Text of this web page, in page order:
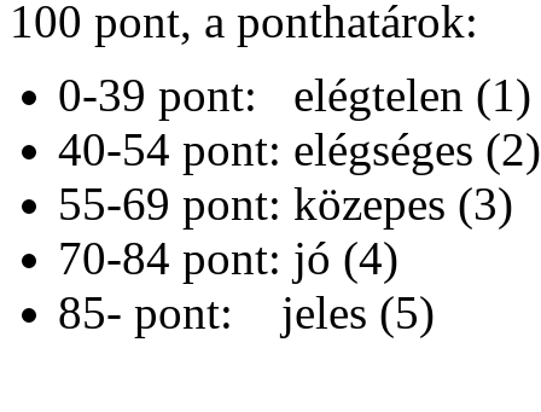
100 pont, a ponthatárok:
0-39 pont: elégtelen (1)
40-54 pont: elégséges (2)
55-69 pont: közepes (3)
70-84 pont: jó (4)
85- pont: jeles (5)